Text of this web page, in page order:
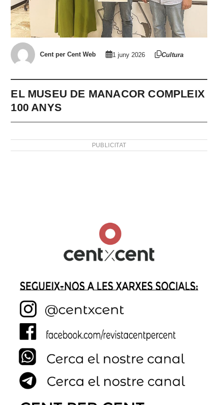
Cent per Cent Web 1 juny 2026 Cultura
EL MUSEU DE MANACOR COMPLEIX
100 ANYS
PUBLICITAT